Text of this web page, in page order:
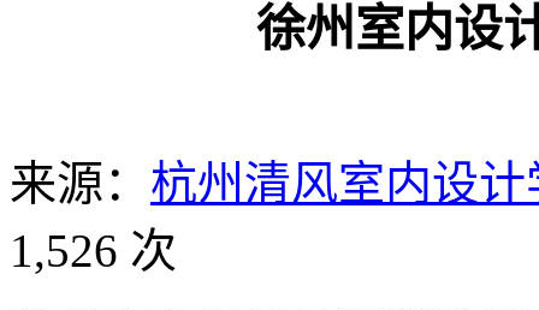
徐州室内设
来源： 杭州清风室内设计
1,526 次